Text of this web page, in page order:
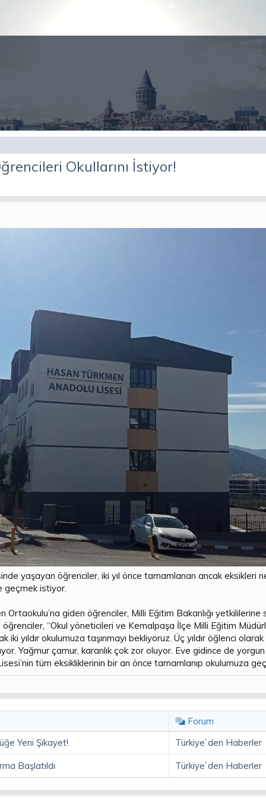
Okullarını İstiyor!
yaşayan öğrenciler, iki yıl önce tamamlanan ancak eksikleri
geçmek istiyor.
Ortaokulu’na giden öğrenciler, Milli Eğitim Bakanlığı
öğrenciler, “Okul yöneticileri ve Kemalpaşa İlçe Milli Eğitim
iki yıldır okulumuza taşınmayı bekliyoruz. Üç yıldır öğlenci
Yağmur çamur, karanlık çok zor oluyor. Eve gidince de
tüm eksikliklerinin bir an önce tamamlanıp okulumuza
Forum
Yeni Şikayet! Türkiye`den Haberler
Başlatıldı Türkiye`den Haberler